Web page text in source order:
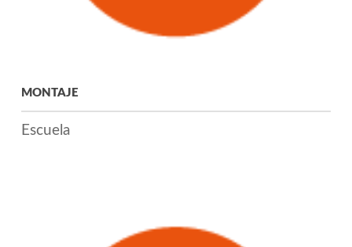
MONTAJE
Escuela